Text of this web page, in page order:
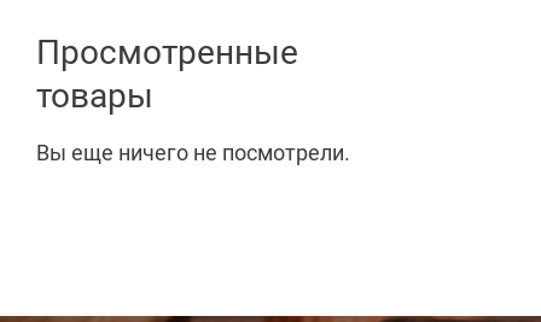
Просмотренные
товары
Вы еще ничего не посмотрели.